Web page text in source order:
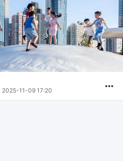
2025-11-09 17:20